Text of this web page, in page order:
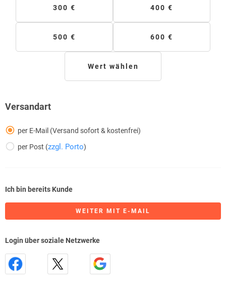
300 € 400 €
500 € 600 €
Wert wählen
Versandart
per E-Mail (Versand sofort & kostenfrei)
per Post (zzgl. Porto)
Ich bin bereits Kunde
WEITER MIT E-MAIL
Login über soziale Netzwerke